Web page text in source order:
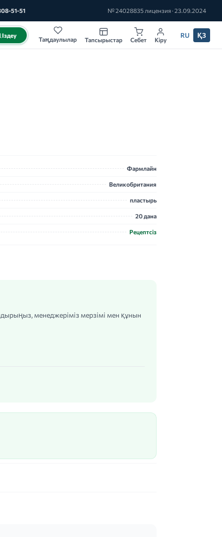
51-51 № 24028835 лицензия · 23.09.2024
Іздеу
Таңдаулылар Тапсырыстар Себет Кіру
RU ҚЗ
Фармлайн
Великобритания
пластырь
20 дана
Рецептсіз
менеджеріміз мерзімі мен құнын